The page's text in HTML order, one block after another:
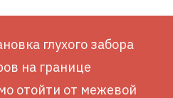
глухого забора
на границе
отойти от межевой